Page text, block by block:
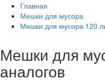
Главная
Мешки для мусора
Мешки для мусора 120
Мешки для
аналогов